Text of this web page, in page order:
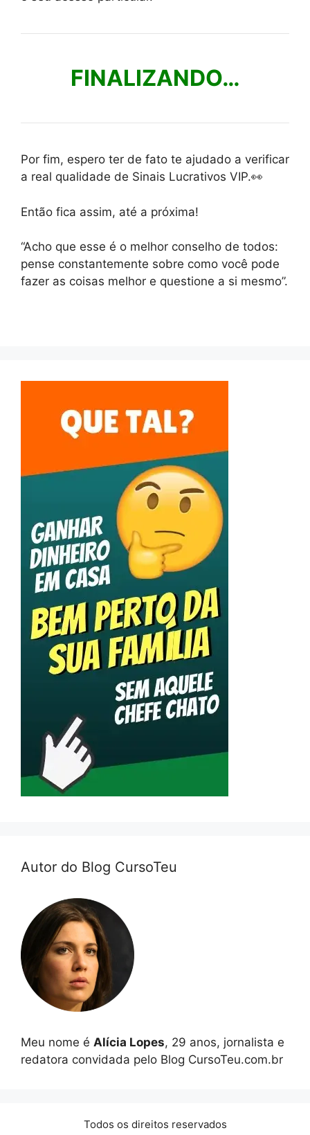
FINALIZANDO…
Por fim, espero ter de fato te ajudado a verificar
a real qualidade de Sinais Lucrativos VIP.👀
Então fica assim, até a próxima!
“Acho que esse é o melhor conselho de todos:
pense constantemente sobre como você pode
fazer as coisas melhor e questione a si mesmo”.
Autor do Blog CursoTeu
Meu nome é Alícia Lopes, 29 anos, jornalista e
redatora convidada pelo Blog CursoTeu.com.br
Todos os direitos reservados